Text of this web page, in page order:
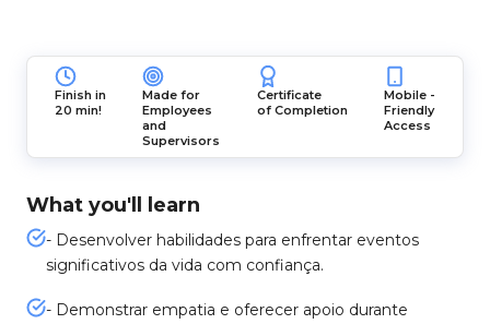
Finish in
20 min!
Made for
Employees
and
Supervisors
Certificate
of Completion
Mobile -
Friendly
Access
What you'll learn
- Desenvolver habilidades para enfrentar eventos
significativos da vida com confiança.
- Demonstrar empatia e oferecer apoio durante